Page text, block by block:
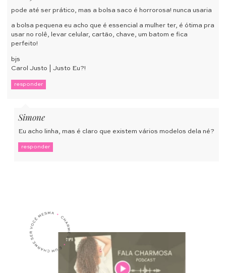
pode até ser prático, mas a bolsa saco é horrorosa! nunca usaria
a bolsa pequena eu acho que é essencial a mulher ter, é ótima pra
usar no rolê, levar celular, cartão, chave, um batom e fica
perfeito!
bjs
Carol Justo | Justo Eu?!
responder
Simone
Eu acho linha, mas é claro que existem vários modelos dela né?
responder